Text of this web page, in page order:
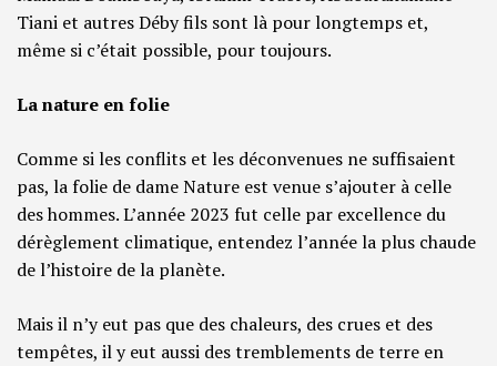
Tiani et autres Déby fils sont là pour longtemps et,
même si c’était possible, pour toujours.
La nature en folie
Comme si les conflits et les déconvenues ne suffisaient
pas, la folie de dame Nature est venue s’ajouter à celle
des hommes. L’année 2023 fut celle par excellence du
dérèglement climatique, entendez l’année la plus chaude
de l’histoire de la planète.
Mais il n’y eut pas que des chaleurs, des crues et des
tempêtes, il y eut aussi des tremblements de terre en